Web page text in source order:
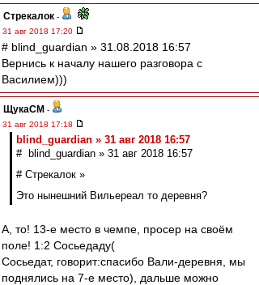
Стрекалок -
31 авг 2018 17:20
# blind_guardian » 31.08.2018 16:57
Вернись к началу нашего разговора с
Василием)))
ЩукаСМ -
31 авг 2018 17:18
blind_guardian » 31 авг 2018 16:57
# blind_guardian » 31 авг 2018 16:57
# Стрекалок »
Это нынешний Вильереал то деревня?
А, то! 13-е место в чемпе, просер на своём
поле! 1:2 Сосьедаду(
Сосьедат, говорит:спасибо Вали-деревня, мы
поднялись на 7-е место), дальше можно